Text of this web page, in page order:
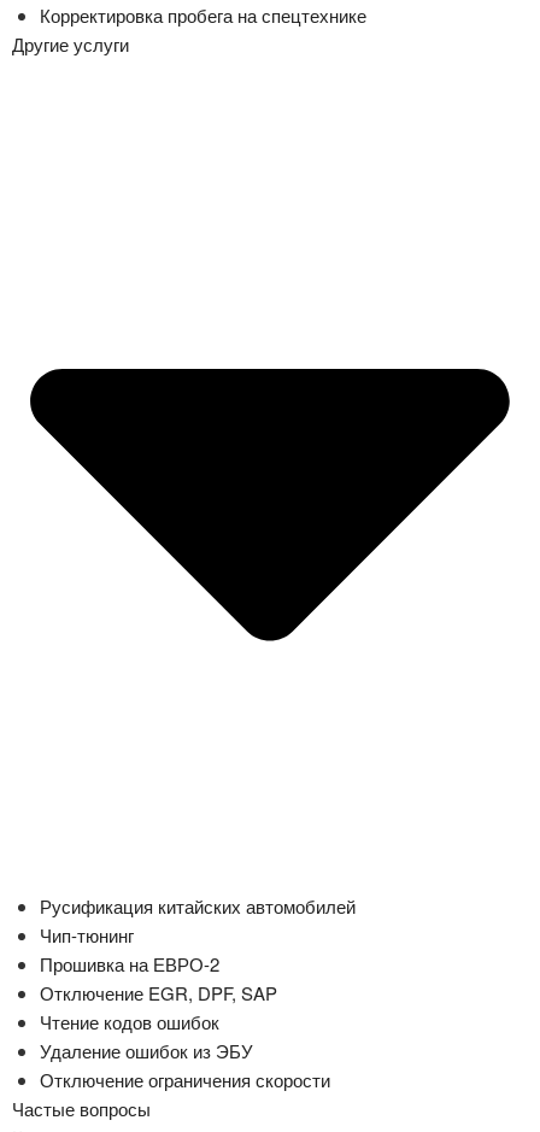
Корректировка пробега на спецтехнике
Другие услуги
Русификация китайских автомобилей
Чип-тюнинг
Прошивка на ЕВРО-2
Отключение EGR, DPF, SAP
Чтение кодов ошибок
Удаление ошибок из ЭБУ
Отключение ограничения скорости
Частые вопросы